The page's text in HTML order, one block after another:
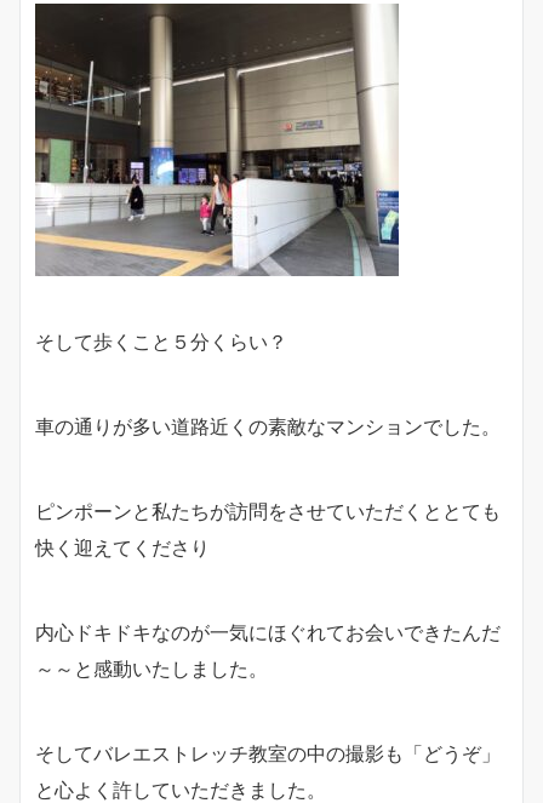
そして歩くこと５分くらい？
車の通りが多い道路近くの素敵なマンションでした。
ピンポーンと私たちが訪問をさせていただくととても
快く迎えてくださり
内心ドキドキなのが一気にほぐれてお会いできたんだ
～～と感動いたしました。
そしてバレエストレッチ教室の中の撮影も「どうぞ」
と心よく許していただきました。